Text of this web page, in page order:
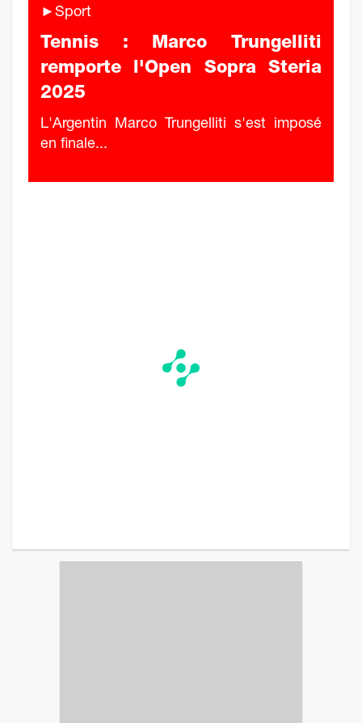
►Sport
Tennis : Marco Trungelliti
remporte l'Open Sopra Steria
2025
L'Argentin Marco Trungelliti s'est imposé
en finale...